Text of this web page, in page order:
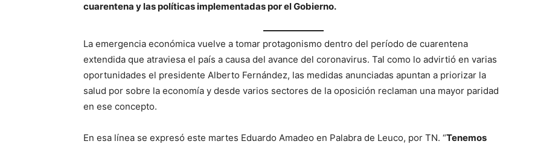
cuarentena y las políticas implementadas por el Gobierno.
La emergencia económica vuelve a tomar protagonismo dentro del período de cuarentena
extendida que atraviesa el país a causa del avance del coronavirus. Tal como lo advirtió en varias
oportunidades el presidente Alberto Fernández, las medidas anunciadas apuntan a priorizar la
salud por sobre la economía y desde varios sectores de la oposición reclaman una mayor paridad
en ese concepto.
En esa línea se expresó este martes Eduardo Amadeo en Palabra de Leuco, por TN. “Tenemos